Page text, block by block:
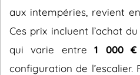
aux intempéries, revient
Ces prix incluent l’achat
qui varie entre1 000
configuration de